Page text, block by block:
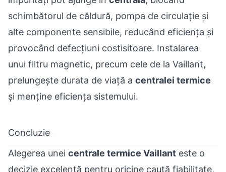
schimbătorul de căldură, pompa de circulație și
alte componente sensibile, reducând eficiența și
provocând defecțiuni costisitoare. Instalarea
unui filtru magnetic, precum cele de la Vaillant,
prelungește durata de viață a centralei termice
și menține eficiența sistemului.
Concluzie
Alegerea unei centrale termice Vaillant este o
decizie excelentă pentru oricine caută fiabilitate,